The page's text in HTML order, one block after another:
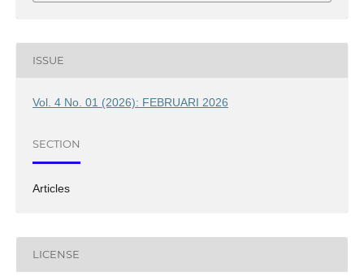
ISSUE
Vol. 4 No. 01 (2026): FEBRUARI 2026
SECTION
Articles
LICENSE